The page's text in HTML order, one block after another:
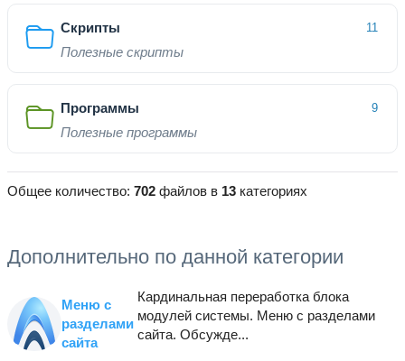
Скрипты 11
Полезные скрипты
Программы 9
Полезные программы
Общее количество: 702 файлов в 13 категориях
Дополнительно по данной категории
Меню с
разделами
сайта
Кардинальная переработка блока
модулей системы. Меню с разделами
сайта. Обсужде...